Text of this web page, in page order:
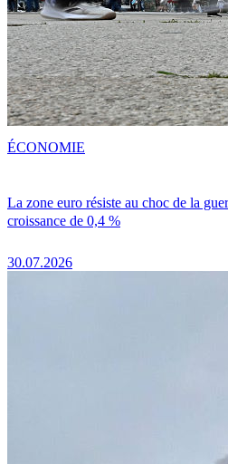
La zone euro résiste au choc de la
croissance de 0,4 %
30.07.2026
ÉCONOMIE